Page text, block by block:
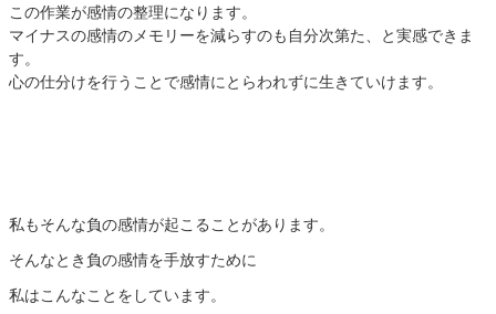
この作業が感情の整理になります。
マイナスの感情のメモリーを減らすのも自分次第た、と実感できま
す。
心の仕分けを行うことで感情にとらわれずに生きていけます。
私もそんな負の感情が起こることがあります。
そんなとき負の感情を手放すために
私はこんなことをしています。